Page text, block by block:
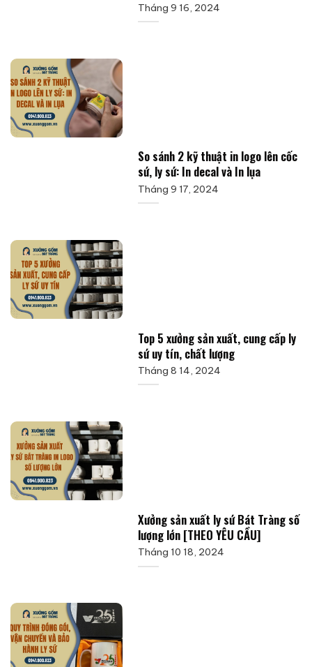
Tháng 9 16, 2024
So sánh 2 kỹ thuật in logo lên cốc
sứ, ly sứ: In decal và In lụa
Tháng 9 17, 2024
Top 5 xưởng sản xuất, cung cấp ly
sứ uy tín, chất lượng
Tháng 8 14, 2024
Xưởng sản xuất ly sứ Bát Tràng số
lượng lớn [THEO YÊU CẦU]
Tháng 10 18, 2024